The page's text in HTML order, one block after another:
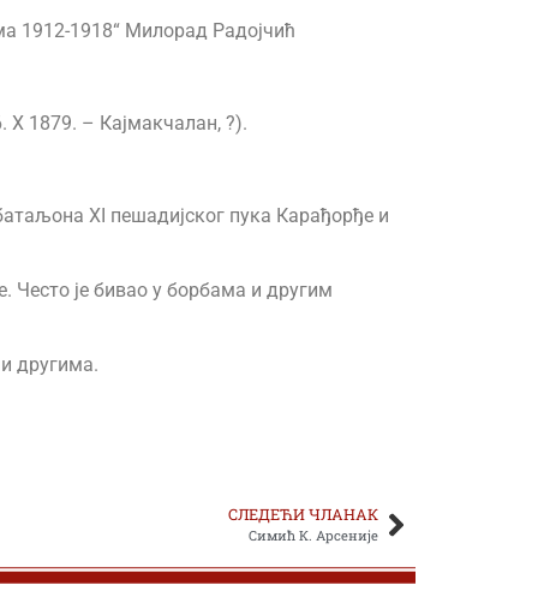
1912-1918“ Милорад Радојчић
1879. – Кајмакчалан, ?).
XI пешадијског пука Карађорђе и
Често је бивао у борбама и другим
другима.
СЛЕДЕЋИ ЧЛАНАК
Симић К. Арсеније